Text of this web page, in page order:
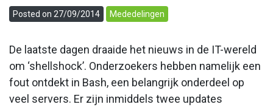
Posted on 27/09/2014 Mededelingen
De laatste dagen draaide het nieuws in de IT-wereld
om ‘shellshock’. Onderzoekers hebben namelijk een
fout ontdekt in Bash, een belangrijk onderdeel op
veel servers. Er zijn inmiddels twee updates